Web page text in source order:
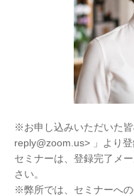
※お申し込みいただいた
reply@zoom.us> 」より
セミナーは、登録完了メ
さい。
※弊所では、セミナーへ